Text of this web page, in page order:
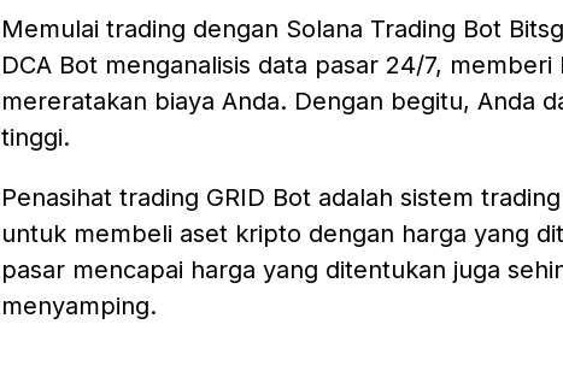
Memulai trading dengan Solana Trading Bot
DCA Bot menganalisis data pasar 24/7,
mereratakan biaya Anda. Dengan begitu, Anda
tinggi.
Penasihat trading GRID Bot adalah sistem
untuk membeli aset kripto dengan harga yang
pasar mencapai harga yang ditentukan juga
menyamping.